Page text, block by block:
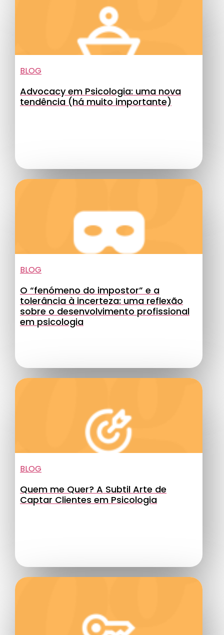
BLOG
Advocacy em Psicologia: uma nova
tendência (há muito importante)
BLOG
O “fenómeno do impostor” e a
tolerância à incerteza: uma reflexão
sobre o desenvolvimento profissional
em psicologia
BLOG
Quem me Quer? A Subtil Arte de
Captar Clientes em Psicologia